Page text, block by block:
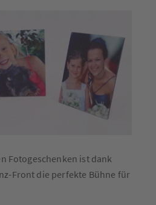
Fotogeschenken ist dank
Front die perfekte Bühne für